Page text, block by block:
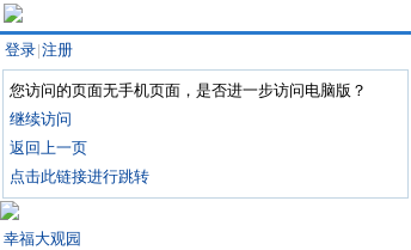
登录 注册
您访问的页面无手机页面，是否进一步访问电脑版？
继续访问
返回上一页
点击此链接进行跳转
幸福大观园